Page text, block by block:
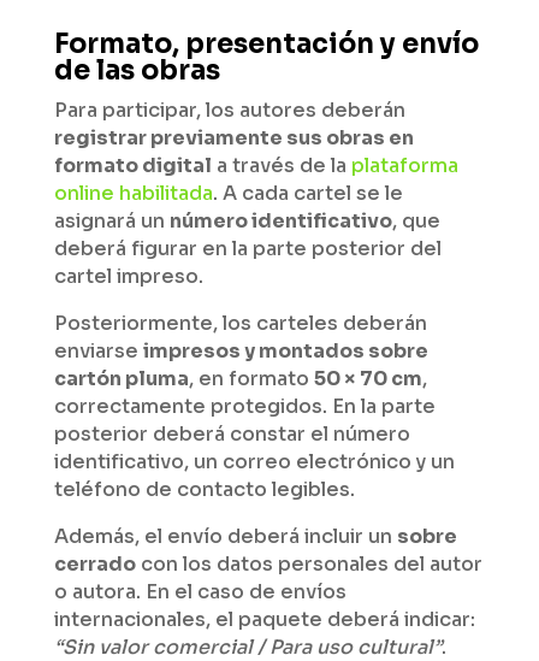
Formato, presentación y envío
de las obras
Para participar, los autores deberán
registrar previamente sus obras en
formato digital a través de la plataforma
online habilitada. A cada cartel se le
asignará un número identificativo, que
deberá figurar en la parte posterior del
cartel impreso.
Posteriormente, los carteles deberán
enviarse impresos y montados sobre
cartón pluma, en formato 50 × 70 cm,
correctamente protegidos. En la parte
posterior deberá constar el número
identificativo, un correo electrónico y un
teléfono de contacto legibles.
Además, el envío deberá incluir un sobre
cerradocon los datos personales del autor
o autora. En el caso de envíos
internacionales, el paquete deberá indicar:
“Sin valor comercial / Para uso cultural”.